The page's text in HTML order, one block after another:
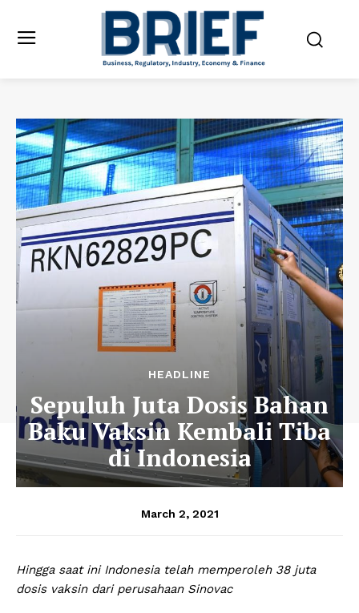
HEADLINE
Sepuluh Juta Dosis Bahan
Baku Vaksin Kembali Tiba
di Indonesia
March 2, 2021
Hingga saat ini Indonesia telah memperoleh 38 juta
dosis vaksin dari perusahaan Sinovac